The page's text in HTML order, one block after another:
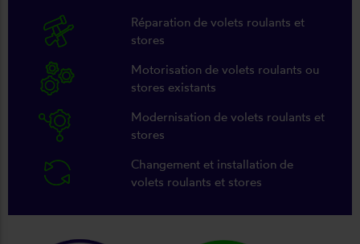
Réparation de volets roulants et
stores
Motorisation de volets roulants ou
stores existants
Modernisation de volets roulants et
stores
Changement et installation de
volets roulants et stores